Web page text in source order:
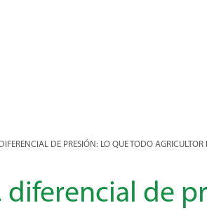
DE PRESIÓN: LO QUE TODO AGRICULTOR
diferencial de